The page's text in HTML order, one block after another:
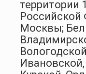
территории
Российской
Москвы;